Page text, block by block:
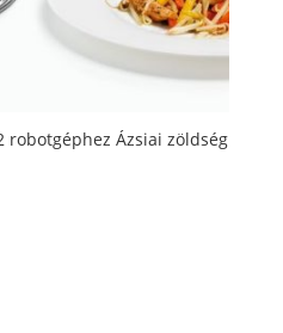
robotgéphez Ázsiai zöldség